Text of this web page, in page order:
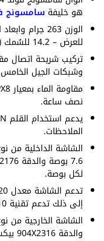
هو خليفة سامسونج
للعرض – 14.2 للسُمك (ملم).
تركيب شريحة اتصال
وشبكات الجيل
نصف ساعة.
الملاحظات.
لكل بوصة.
إلى ذلك تدعم تقنية HDR10+ ويصل سطوعها إلى 1200nits.